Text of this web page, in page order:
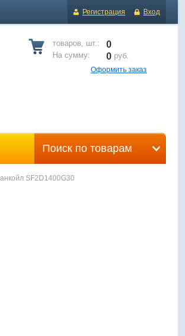
Регистрация Вход
товаров, шт.: 0
На сумму: 0 руб.
Оформить заказ
Поиск по товарам
SF2D1400G30